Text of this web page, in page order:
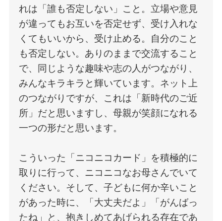
れは「誰も否定しない」こと。立場や意見
が違ってもお互いを否定せず、受け入れな
くてもいいから、受け止める。自分のこと
も否定しない。ありのままで交流すること
で、同じような趣味や志の人がつながり、
みんなキラキラと輝いています。ネット上
のつながりですが、これは「新時代のご近
所」だと思いますし、母親が笑顔になれる
一つの形だと思います。
こういった「ニコニコカード」を積極的に
取りに行って、ニコニコなお母さんでいて
ください。そして、子どもに何か辛いこと
があった時に、「大丈夫だよ」「がんばっ
たね」と、抱きしめてあげられる存在であ